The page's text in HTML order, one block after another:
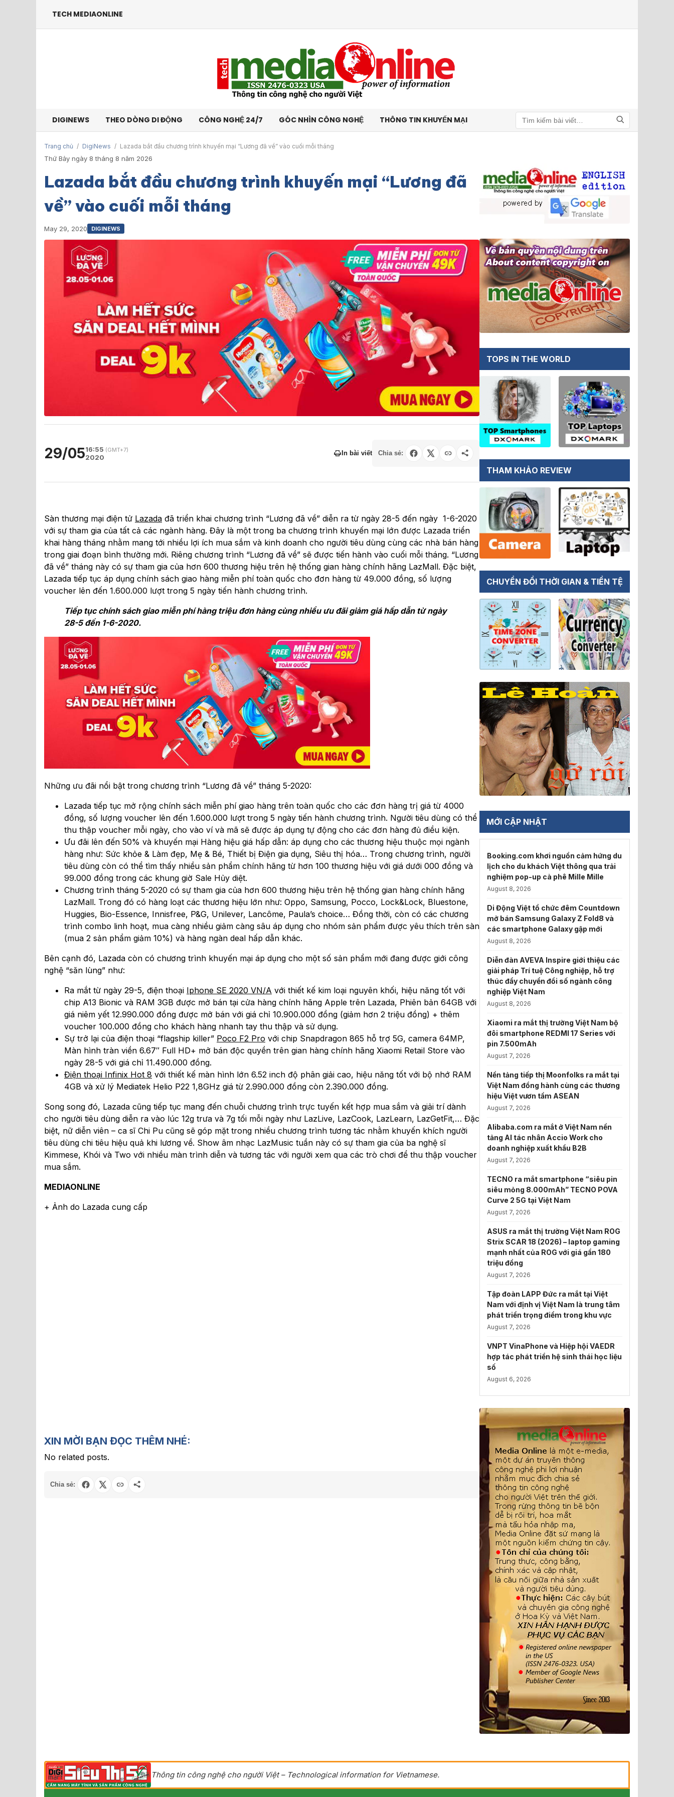
TECH MEDIAONLINE
DIGINEWS THEO DÒNG DI ĐỘNG CÔNG NGHỆ 24/7 GÓC NHÌN CÔNG NGHỆ THÔNG TIN KHUYẾN MẠI
Tìm kiếm
Trang chủ / DigiNews / Lazada bắt đầu chương trình khuyến mại “Lương đã về” vào cuối mỗi tháng
Thứ Bảy ngày 8 tháng 8 năm 2026
Lazada bắt đầu chương trình khuyến mại “Lương đã
về” vào cuối mỗi tháng
May 29, 2020 DIGINEWS
29/0516:55 (GMT+7)
2020 In bài viết Chia sẻ:
Sàn thương mại điện tử Lazada đã triển khai chương trình “Lương đã về” diễn ra từ ngày 28-5 đến ngày 1-6-2020
với sự tham gia của tất cả các ngành hàng. Đây là một trong ba chương trình khuyến mại lớn được Lazada triển
khai hàng tháng nhằm mang tới nhiều lợi ích mua sắm và kinh doanh cho người tiêu dùng cùng các nhà bán hàng
trong giai đoạn bình thường mới. Riêng chương trình “Lương đã về” sẽ được tiến hành vào cuối mỗi tháng. “Lương
đã về” tháng này có sự tham gia của hơn 600 thương hiệu trên hệ thống gian hàng chính hãng LazMall. Đặc biệt,
Lazada tiếp tục áp dụng chính sách giao hàng miễn phí toàn quốc cho đơn hàng từ 49.000 đồng, số lượng
voucher lên đến 1.600.000 lượt trong 5 ngày tiến hành chương trình.
Tiếp tục chính sách giao miễn phí hàng triệu đơn hàng cùng nhiều ưu đãi giảm giá hấp dẫn từ ngày
28-5 đến 1-6-2020.
Những ưu đãi nổi bật trong chương trình “Lương đã về” tháng 5-2020:
Lazada tiếp tục mở rộng chính sách miễn phí giao hàng trên toàn quốc cho các đơn hàng trị giá từ 4000
đồng, số lượng voucher lên đến 1.600.000 lượt trong 5 ngày tiến hành chương trình. Người tiêu dùng có thể
thu thập voucher mỗi ngày, cho vào ví và mã sẽ được áp dụng tự động cho các đơn hàng đủ điều kiện.
Ưu đãi lên đến 50% và khuyến mại Hàng hiệu giá hấp dẫn: áp dụng cho các thương hiệu thuộc mọi ngành
hàng như: Sức khỏe & Làm đẹp, Mẹ & Bé, Thiết bị Điện gia dụng, Siêu thị hóa… Trong chương trình, người
tiêu dùng còn có thể tìm thấy nhiều sản phẩm chính hãng từ hơn 100 thương hiệu với giá dưới 000 đồng và
99.000 đồng trong các khung giờ Sale Hủy diệt.
Chương trình tháng 5-2020 có sự tham gia của hơn 600 thương hiệu trên hệ thống gian hàng chính hãng
LazMall. Trong đó có hàng loạt các thương hiệu lớn như: Oppo, Samsung, Pocco, Lock&Lock, Bluestone,
Huggies, Bio-Essence, Innisfree, P&G, Unilever, Lancôme, Paula’s choice… Đồng thời, còn có các chương
trình combo linh hoạt, mua càng nhiều giảm càng sâu áp dụng cho nhóm sản phẩm được yêu thích trên sàn
(mua 2 sản phẩm giảm 10%) và hàng ngàn deal hấp dẫn khác.
Bên cạnh đó, Lazada còn có chương trình khuyến mại áp dụng cho một số sản phẩm mới đang được giới công
nghệ “săn lùng” như:
Ra mắt từ ngày 29-5, điện thoại Iphone SE 2020 VN/A với thiết kế kim loại nguyên khối, hiệu năng tốt với
chip A13 Bionic và RAM 3GB được mở bán tại cửa hàng chính hãng Apple trên Lazada, Phiên bản 64GB với
giá niêm yết 12.990.000 đồng được mở bán với giá chỉ 10.900.000 đồng (giảm hơn 2 triệu đồng) + thêm
voucher 100.000 đồng cho khách hàng nhanh tay thu thập và sử dụng.
Sự trở lại của điện thoại “flagship killer” Poco F2 Pro với chip Snapdragon 865 hỗ trợ 5G, camera 64MP,
Màn hình tràn viền 6.67″ Full HD+ mở bán độc quyền trên gian hàng chính hãng Xiaomi Retail Store vào
ngày 28-5 với giá chỉ 11.490.000 đồng.
Điện thoại Infinix Hot 8 với thiết kế màn hình lớn 6.52 inch độ phân giải cao, hiệu năng tốt với bộ nhớ RAM
4GB và xử lý Mediatek Helio P22 1,8GHz giá từ 2.990.000 đồng còn 2.390.000 đồng.
Song song đó, Lazada cũng tiếp tục mang đến chuỗi chương trình trực tuyến kết hợp mua sắm và giải trí dành
cho người tiêu dùng diễn ra vào lúc 12g trưa và 7g tối mỗi ngày như LazLive, LazCook, LazLearn, LazGetFit,… Đặc
biệt, nữ diễn viên – ca sĩ Chi Pu cũng sẽ góp mặt trong nhiều chương trình tương tác nhằm khuyến khích người
tiêu dùng chi tiêu hiệu quả khi lương về. Show âm nhạc LazMusic tuần này có sự tham gia của ba nghệ sĩ
Kimmese, Khói và Two với nhiều màn trình diễn và tương tác với người xem qua các trò chơi để thu thập voucher
mua sắm.
MEDIAONLINE
+ Ảnh do Lazada cung cấp
XIN MỜI BẠN ĐỌC THÊM NHÉ:
No related posts.
Chia sẻ:
TOPS IN THE WORLD
THAM KHẢO REVIEW
CHUYỂN ĐỔI THỜI GIAN & TIỀN TỆ
MỚI CẬP NHẬT
Booking.com khơi nguồn cảm hứng du
lịch cho du khách Việt thông qua trải
nghiệm pop-up cà phê Mille Mille
August 8, 2026
Di Động Việt tổ chức đêm Countdown
mở bán Samsung Galaxy Z Fold8 và
các smartphone Galaxy gập mới
August 8, 2026
Diễn đàn AVEVA Inspire giới thiệu các
giải pháp Trí tuệ Công nghiệp, hỗ trợ
thúc đẩy chuyển đổi số ngành công
nghiệp Việt Nam
August 8, 2026
Xiaomi ra mắt thị trường Việt Nam bộ
đôi smartphone REDMI 17 Series với
pin 7.500mAh
August 7, 2026
Nền tảng tiếp thị Moonfolks ra mắt tại
Việt Nam đồng hành cùng các thương
hiệu Việt vươn tầm ASEAN
August 7, 2026
Alibaba.com ra mắt ở Việt Nam nền
tảng AI tác nhân Accio Work cho
doanh nghiệp xuất khẩu B2B
August 7, 2026
TECNO ra mắt smartphone “siêu pin
siêu mỏng 8.000mAh” TECNO POVA
Curve 2 5G tại Việt Nam
August 7, 2026
ASUS ra mắt thị trường Việt Nam ROG
Strix SCAR 18 (2026) – laptop gaming
mạnh nhất của ROG với giá gần 180
triệu đồng
August 7, 2026
Tập đoàn LAPP Đức ra mắt tại Việt
Nam với định vị Việt Nam là trung tâm
phát triển trọng điểm trong khu vực
August 7, 2026
VNPT VinaPhone và Hiệp hội VAEDR
hợp tác phát triển hệ sinh thái học liệu
số
August 6, 2026
Thông tin công nghệ cho người Việt – Technological information for Vietnamese.